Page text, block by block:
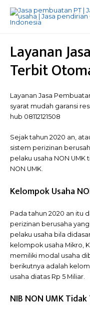
Layanan
Terbit
Layanan Jasa
syarat mudah garansi
hub 08112121508
Sejak tahun 2020 an,
sistem perizinan
pelaku usaha NON
NON UMK.
Kelompok Usaha
Pada tahun 2020 an itu
perizinan berusaha
pelaku usaha bila
kelompok usaha Mikro,
memiliki modal usaha
berikutnya adalah
usaha diatas Rp 5 Miliar.
NIB NON UMK